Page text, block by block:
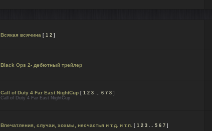
Всякая всячина [ 1 2 ]
Black Ops 2- дебютный трейлер
Call of Duty 4 Far East NightCup [ 1 2 3 … 6 7 8 ]
Call of Duty 4 Far East NightCup
Впечатления, случаи, хохмы, несчастья и т.д. и т.п. [ 1 2 3 … 5 6 7 ]